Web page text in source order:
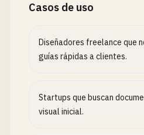
Casos de uso
Diseñadores freelance que
guías rápidas a clientes.
Startups que buscan
visual inicial.